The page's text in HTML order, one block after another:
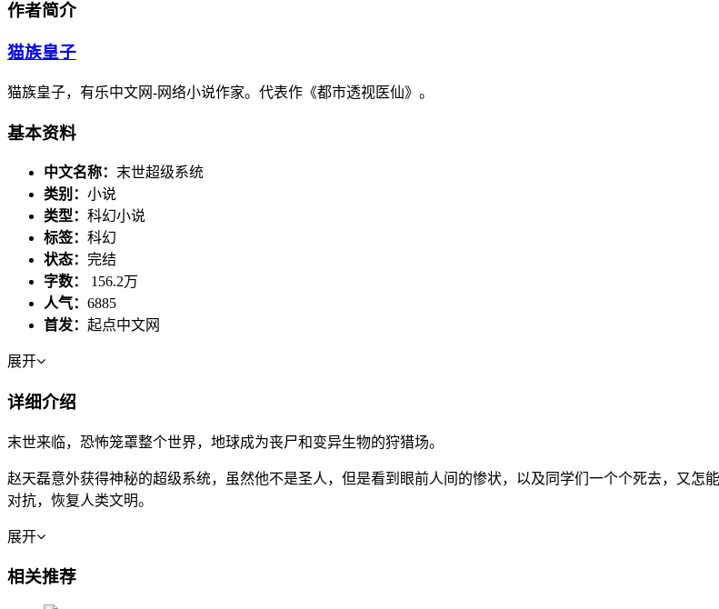
作者简介
猫族皇子
猫族皇子，有乐中文网-网络小说作家。代表作《都市透视医仙》。
基本资料
中文名称： 末世超级系统
类别： 小说
类型： 科幻小说
标签： 科幻
状态： 完结
字数： 156.2万
人气： 6885
首发： 起点中文网
展开
详细介绍
末世来临，恐怖笼罩整个世界，地球成为丧尸和变异生物的狩猎场。
赵天磊意外获得神秘的超级系统，虽然他不是圣人，但是看到眼前人间的惨状，以及同学们一个个死去，又
对抗，恢复人类文明。
展开
相关推荐